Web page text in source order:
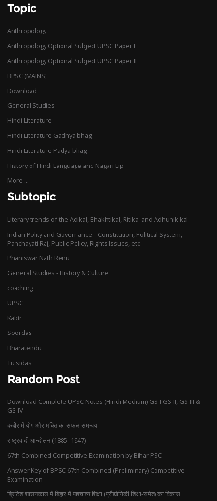
Topic
Anthropology
Anthropology Optional Subject UPSC Paper I
Anthropology Optional Subject UPSC Paper II
BPSC (MAINS)
Download
General Studies
Hindi Literature
Hindi Literature Gadhya bhag
Hindi Literature Padya bhag
History of Hindi Language and Nagari Lipi
More ...
Subtopic
Literary trends of the Adikal, Bhakhtikal, Ritikal and Adhunik kal
Indian Polity and Governance – Constitution, Political System,
Panchayati Raj, Public Policy, Rights Issues, etc
Phaniswar Nath Renu
General Studies - History & Culture
coaching
UPSC
Kabir
Soordas
Bharatendu
Tulsidas
Random Post
Download Complete UPSC Notes (Hindi Medium) GS-I GS-II, GS-III &
GS-IV
कबीर में योग और भक्ति का सफल समन्वय
राष्ट्रवादी आन्दोलन (1885- 1947)
67th Combined Competitive Examination by Bihar PSC
Answer Key of BPSC 67th Combined (Preliminary) Competitive
Examination
ब्रिटिश शासनकाल में बिहार में पाश्चात्य शिक्षा (प्रौद्योगिकी शिक्षा-समेत) का विकास